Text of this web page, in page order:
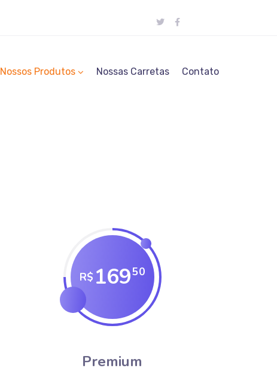
Nossos Produtos Nossas Carretas Contato
R$ 16950
Premium